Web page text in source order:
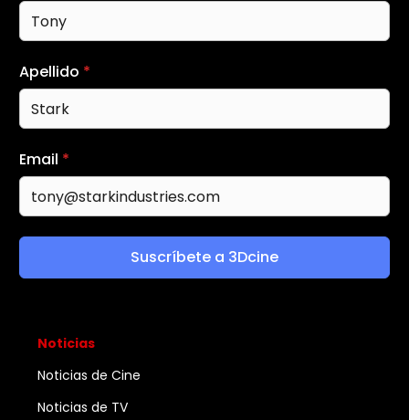
Apellido *
Email *
Suscríbete a 3Dcine
Noticias
Noticias de Cine
Noticias de TV